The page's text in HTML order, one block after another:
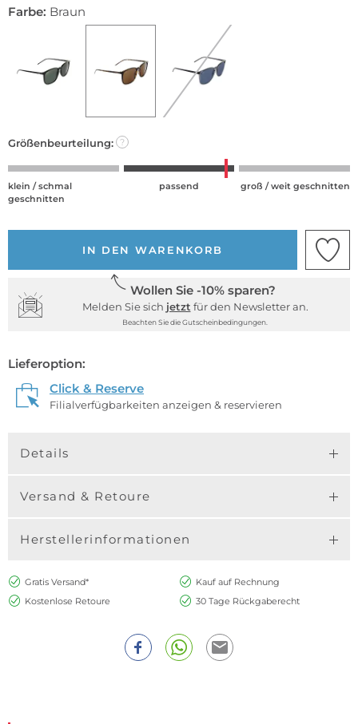
Farbe: Braun
Größenbeurteilung: ?
klein / schmal
geschnitten
passend groß / weit geschnitten
IN DEN WARENKORB
Wollen Sie -10% sparen?
Melden Sie sich jetzt für den Newsletter an.
Beachten Sie die Gutscheinbedingungen.
Lieferoption:
Click & Reserve
Filialverfügbarkeiten anzeigen & reservieren
Details
Versand & Retoure
Herstellerinformationen
Gratis Versand*
Kauf auf Rechnung
Kostenlose Retoure
30 Tage Rückgaberecht